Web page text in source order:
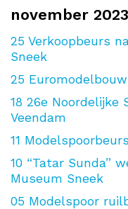
november 2023
25 Verkoopbeurs
Sneek
25
18 26e Noordelijke
Veendam
11
10 “Tatar Sunda”
Museum Sneek
05 Modelspoor